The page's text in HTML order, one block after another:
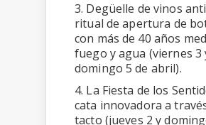
3. Degüelle de vinos
ritual de apertura de
con más de 40 años
fuego y agua (viernes 3
domingo 5 de abril).
4. La Fiesta de los
cata innovadora a
tacto (jueves 2 y